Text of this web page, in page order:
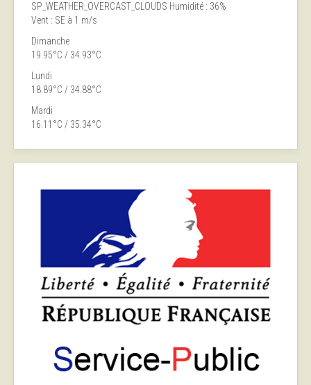
SP_WEATHER_OVERCAST_CLOUDS Humidité : 36%
Vent : SE à 1 m/s
Dimanche
19.95°C / 34.93°C
Lundi
18.89°C / 34.88°C
Mardi
16.11°C / 35.34°C